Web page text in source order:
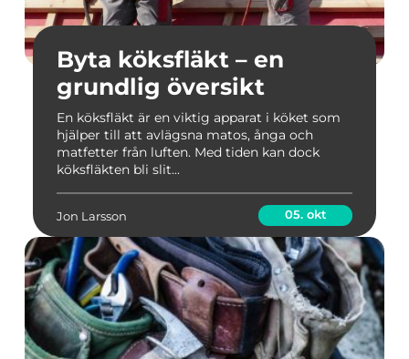
Byta köksfläkt – en
grundlig översikt
En köksfläkt är en viktig apparat i köket som
hjälper till att avlägsna matos, ånga och
matfetter från luften. Med tiden kan dock
köksfläkten bli slit...
Jon Larsson 05. okt